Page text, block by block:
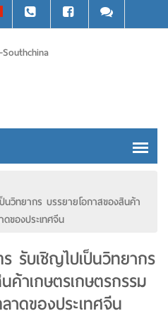
นวิทยากร บรรยายโอกาสของสินค้า
ของประเทศจีน
รับเชิญไปเป็นวิทยากร
ค้าเกษตรเกษตรกรรม
าดของประเทศจีน